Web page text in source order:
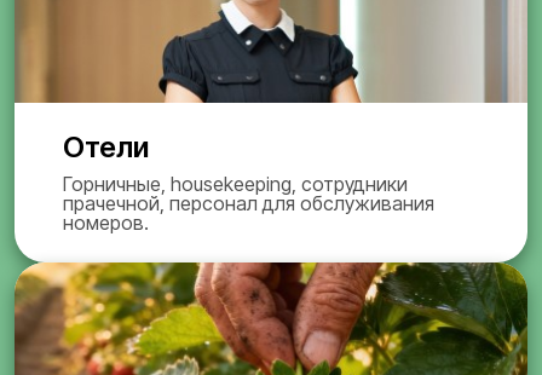
Отели
Горничные, housekeeping, сотрудники
прачечной, персонал для обслуживания
номеров.